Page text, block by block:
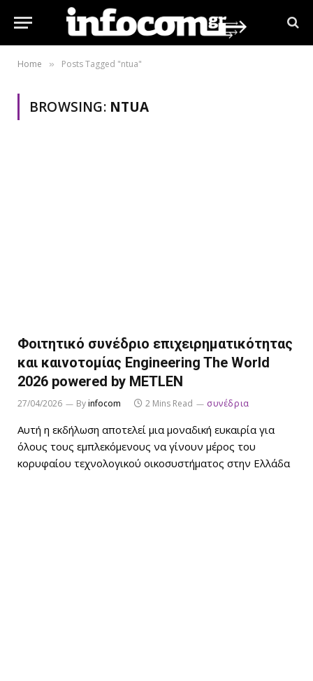
Home » Posts Tagged "ntua"
BROWSING: NTUA
Φοιτητικό συνέδριο επιχειρηματικότητας
και καινοτομίας Engineering The World
2026 powered by METLEN
27/04/2026 Byinfocom 2 Mins Read συνέδρια
Αυτή η εκδήλωση αποτελεί μια μοναδική ευκαιρία για
όλους τους εμπλεκόμενους να γίνουν μέρος του
κορυφαίου τεχνολογικού οικοσυστήματος στην Ελλάδα